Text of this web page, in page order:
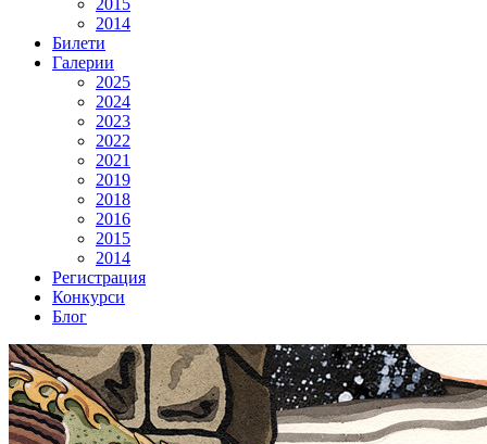
2015
2014
Билети
Галерии
2025
2024
2023
2022
2021
2019
2018
2016
2015
2014
Регистрация
Конкурси
Блог